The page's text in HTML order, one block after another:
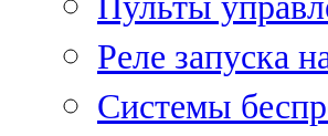
Реле запуска
Системы